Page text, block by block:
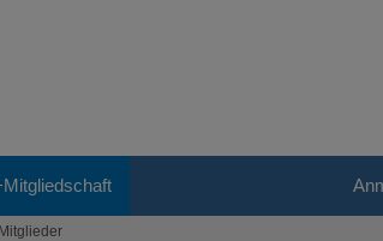
Mitglieder